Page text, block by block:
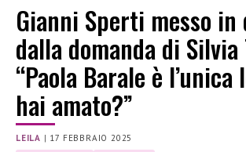
Gianni Sperti messo
dalla domanda di
“Paola Barale è l’unica
hai amato?”
LEILA | 17 FEBBRAIO 2025